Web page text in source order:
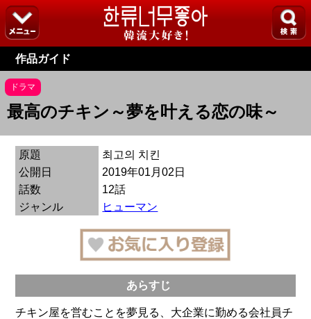
作品ガイド
ドラマ
最高のチキン～夢を叶える恋の味～
原題
최고의 치킨
公開日
2019年01月02日
話数
12話
ジャンル
ヒューマン
あらすじ
チキン屋を営むことを夢見る、大企業に勤める会社員チ